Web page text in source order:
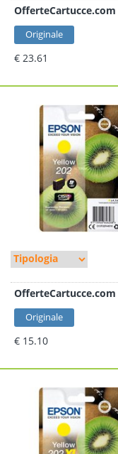
OfferteCartucce.com
Originale
€ 23.61
OfferteCartucce.com
Originale
€ 15.10